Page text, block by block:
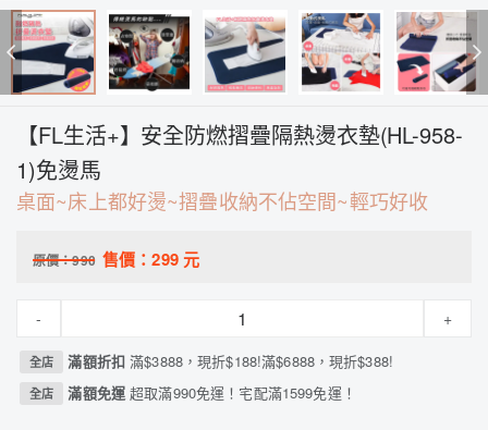
【FL生活+】安全防燃摺疊隔熱燙衣墊(HL-958-
1)免燙馬
桌面~床上都好燙~摺疊收納不佔空間~輕巧好收
原價：990 售價：299元
- +
全店 滿額折扣滿$3888，現折$188!滿$6888，現折$388!
全店 滿額免運超取滿990免運！宅配滿1599免運！